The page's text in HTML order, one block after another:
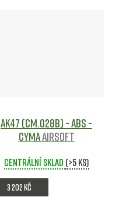
AK47 (CM.028B) - ABS -
CYMAAirsoft
Centrální sklad (>5 ks)
3 202 Kč